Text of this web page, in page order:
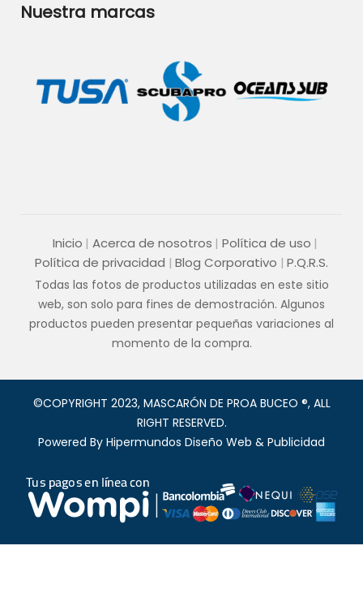
Nuestra marcas
Inicio Acerca de nosotros
Política de uso
Política de privacidad
Blog Corporativo P.Q.R.S.
Todas las fotos de productos utilizadas en este sitio
web, son solo para fines de demostración. Algunos
productos pueden presentar pequeñas variaciones al
momento de la compra.
©COPYRIGHT 2023, MASCARÓN DE PROA BUCEO ®, ALL
RIGHT RESERVED.
Powered By Hipermundos Diseño Web & Publicidad